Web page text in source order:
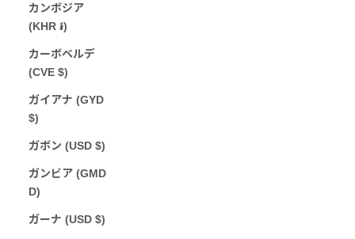
カンボジア
(KHR ៛)
カーボベルデ
(CVE $)
ガイアナ (GYD
$)
ガボン (USD $)
ガンビア (GMD
D)
ガーナ (USD $)